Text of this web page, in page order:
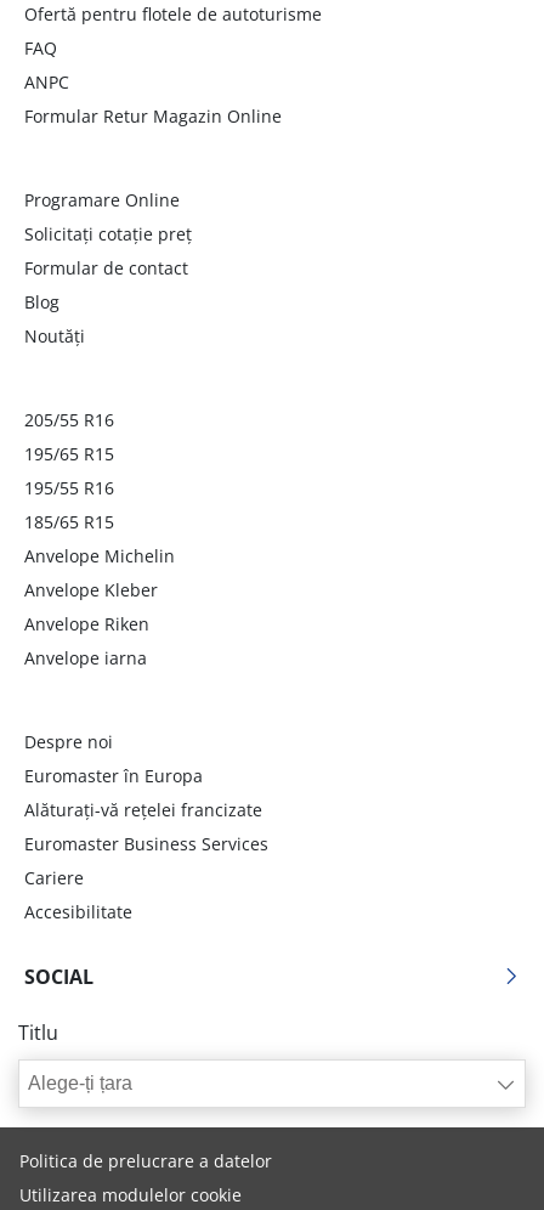
Ofertă pentru flotele de autoturisme
FAQ
ANPC
Formular Retur Magazin Online
Programare Online
Solicitați cotație preț
Formular de contact
Blog
Noutăți
205/55 R16
195/65 R15
195/55 R16
185/65 R15
Anvelope Michelin
Anvelope Kleber
Anvelope Riken
Anvelope iarna
Despre noi
Euromaster în Europa
Alăturați-vă rețelei francizate
Euromaster Business Services
Cariere
Accesibilitate
SOCIAL
Titlu
Alege-ți țara
Politica de prelucrare a datelor
Utilizarea modulelor cookie